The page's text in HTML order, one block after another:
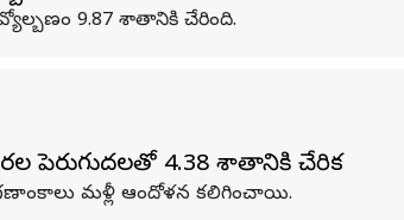
9.87 శాతానికి చేరింది.
పెరుగుదలతో 4.38 శాతానికి చేరిక
మళ్లీ ఆందోళన కలిగించాయి.